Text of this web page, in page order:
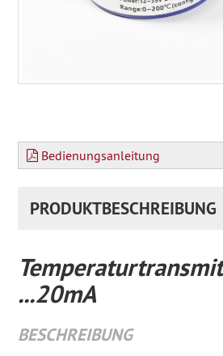
Bedienungsanleitung
PRODUKTBESCHREIBUNG
...20mA
BESCHREIBUNG